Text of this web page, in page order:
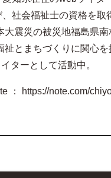
社会福祉士の資格を取
大震災の被災地福島県南
祉とまちづくりに関心を
ターとして活動中。
： https://note.com/